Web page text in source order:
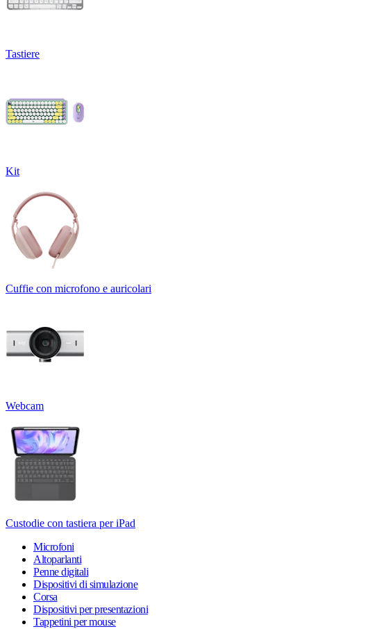
Tastiere
Kit
Cuffie con microfono e auricolari
Webcam
Custodie con tastiera per iPad
Microfoni
Altoparlanti
Penne digitali
Dispositivi di simulazione
Corsa
Dispositivi per presentazioni
Tappetini per mouse